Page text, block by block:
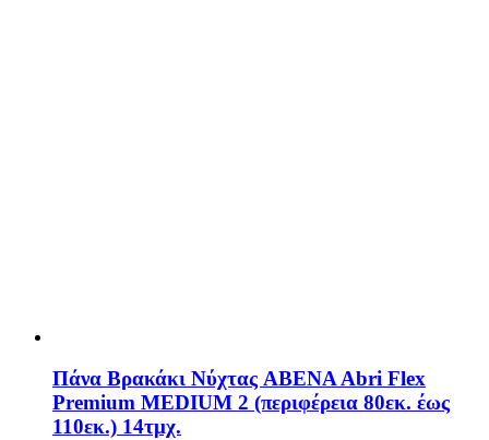
Πάνα Βρακάκι Νύχτας ABENA Abri Flex
Premium MEDIUM 2 (περιφέρεια 80εκ. έως
110εκ.) 14τμχ.